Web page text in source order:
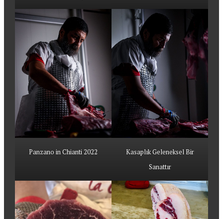
Panzano in Chianti 2022
Kasaplık Geleneksel Bir
Sanattır